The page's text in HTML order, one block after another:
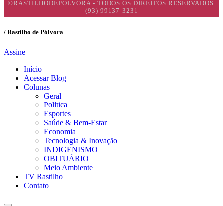
©RASTILHODEPOLVORA - TODOS OS DIREITOS RESERVADOS.
(93) 99137-3231
/ Rastilho de Pólvora
Assine
Início
Acessar Blog
Colunas
Geral
Política
Esportes
Saúde & Bem-Estar
Economia
Tecnologia & Inovação
INDIGENISMO
OBITUÁRIO
Meio Ambiente
TV Rastilho
Contato